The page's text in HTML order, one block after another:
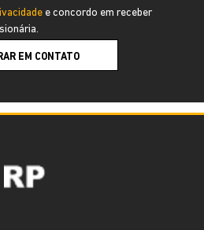
e concordo em receber
EM CONTATO